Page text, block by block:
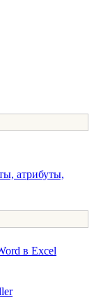
атрибуты,
в Excel